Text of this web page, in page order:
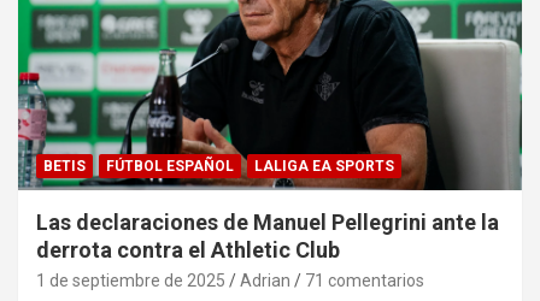
BETIS FÚTBOL ESPAÑOL LALIGA EA SPORTS
Las declaraciones de Manuel Pellegrini ante la
derrota contra el Athletic Club
1 de septiembre de 2025 Adrian 71 comentarios